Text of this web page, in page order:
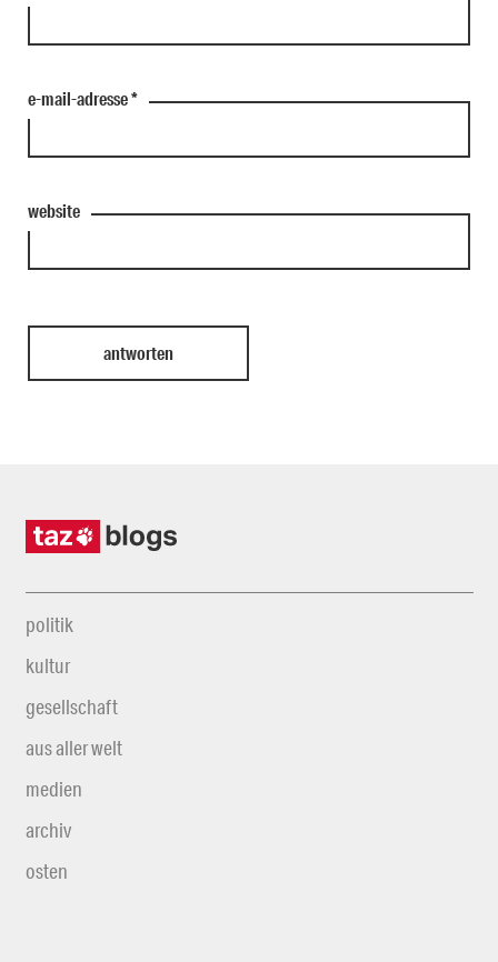
e-mail-adresse*
website
politik
kultur
gesellschaft
aus aller welt
medien
archiv
osten